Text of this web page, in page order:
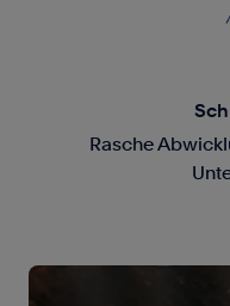
Rasche